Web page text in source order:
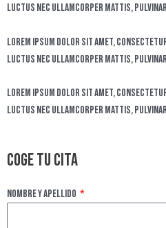
luctus nec ullamcorper mattis,
Lorem ipsum dolor sit amet,
luctus nec ullamcorper mattis,
Lorem ipsum dolor sit amet,
luctus nec ullamcorper mattis,
Coge tu cita
Nombre y apellido